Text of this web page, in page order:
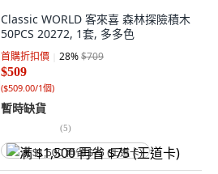
Classic WORLD 客來喜 森林探險積木
50PCS 20272, 1套, 多多色
首購折扣價 28%$709
$509
($509.00/1個)
暫時缺貨
(5)
满 $1,500 再省 $75 (王道卡)